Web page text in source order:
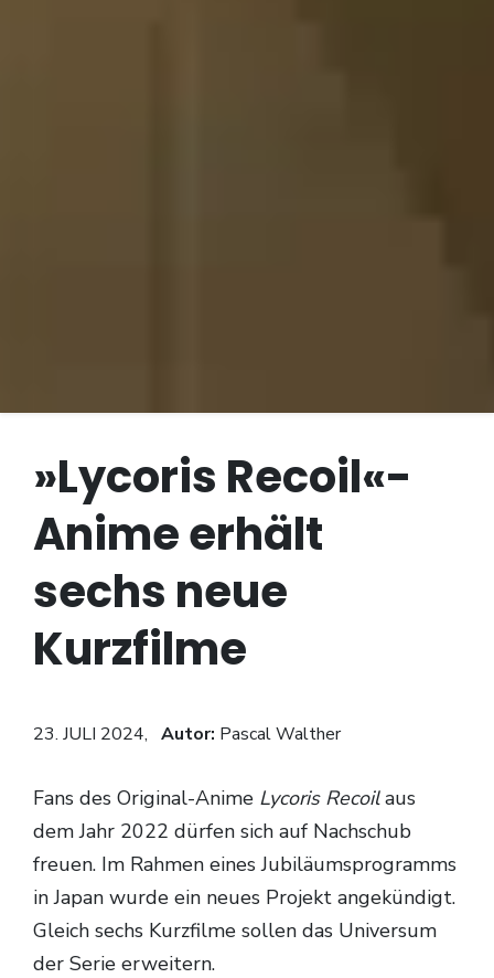
»Lycoris Recoil«-
Anime erhält
sechs neue
Kurzfilme
23. JULI 2024, Autor: Pascal Walther
Fans des Original-Anime Lycoris Recoilaus
dem Jahr 2022 dürfen sich auf Nachschub
freuen. Im Rahmen eines Jubiläumsprogramms
in Japan wurde ein neues Projekt angekündigt.
Gleich sechs Kurzfilme sollen das Universum
der Serie erweitern.